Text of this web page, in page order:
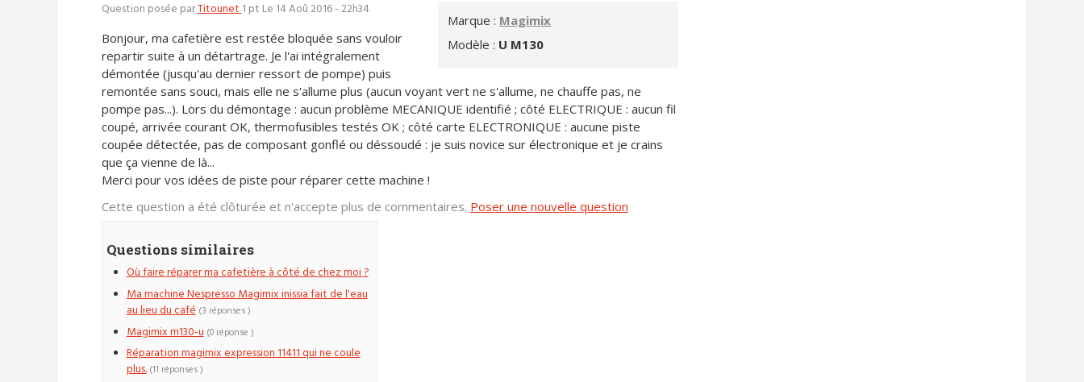
Marque : Magimix
Modèle : U M130
Question posée parTitounet1 pt Le 14 Aoû 2016 - 22h34
Bonjour, ma cafetière est restée bloquée sans vouloir
repartir suite à un détartrage. Je l'ai intégralement
démontée (jusqu'au dernier ressort de pompe) puis
remontée sans souci, mais elle ne s'allume plus (aucun voyant vert ne s'allume, ne chauffe pas, ne
pompe pas...). Lors du démontage : aucun problème MECANIQUE identifié ; côté ELECTRIQUE : aucun fil
coupé, arrivée courant OK, thermofusibles testés OK ; côté carte ELECTRONIQUE : aucune piste
coupée détectée, pas de composant gonflé ou déssoudé : je suis novice sur électronique et je crains
que ça vienne de là...
Merci pour vos idées de piste pour réparer cette machine !
Cette question a été clôturée et n'accepte plus de commentaires. Poser une nouvelle question
Questions similaires
Où faire réparer ma cafetière à côté de chez moi ?
Ma machine Nespresso Magimix inissia fait de l'eau
au lieu du café (3 réponses )
Magimix m130-u (0 réponse )
Réparation magimix expression 11411 qui ne coule
plus. (11 réponses )